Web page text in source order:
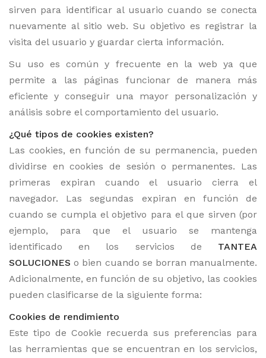
sirven para identificar al usuario cuando se conecta
nuevamente al sitio web. Su objetivo es registrar la
visita del usuario y guardar cierta información.
Su uso es común y frecuente en la web ya que
permite a las páginas funcionar de manera más
eficiente y conseguir una mayor personalización y
análisis sobre el comportamiento del usuario.
¿Qué tipos de cookies existen?
Las cookies, en función de su permanencia, pueden
dividirse en cookies de sesión o permanentes. Las
primeras expiran cuando el usuario cierra el
navegador. Las segundas expiran en función de
cuando se cumpla el objetivo para el que sirven (por
ejemplo, para que el usuario se mantenga
identificado en los servicios de TANTEA
SOLUCIONES o bien cuando se borran manualmente.
Adicionalmente, en función de su objetivo, las cookies
pueden clasificarse de la siguiente forma:
Cookies de rendimiento
Este tipo de Cookie recuerda sus preferencias para
las herramientas que se encuentran en los servicios,